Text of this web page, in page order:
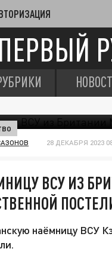
ПЕРВЫЙ
28 ДЕКАБРЯ 2023
ВСУ ИЗ
наёмницу ВСУ